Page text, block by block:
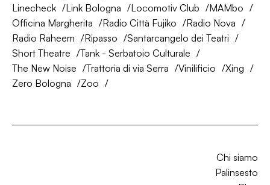
Linecheck
Link Bologna Locomotiv Club
MAMbo
Officina Margherita
Radio Città Fujiko
Radio Nova
Radio Raheem
Ripasso
Santarcangelo dei Teatri
Short Theatre
Tank - Serbatoio Culturale
The New Noise
Trattoria di via Serra Vinilificio
Xing
Zero Bologna
Zoo
Chi siamo
Palinsesto